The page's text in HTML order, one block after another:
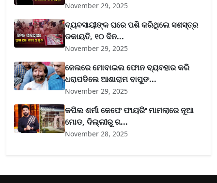
November 29, 2025
ବ୍ୟବସାୟୀଙ୍କ ଘରେ ପଶି କରିଥିଲେ ସଶସ୍ତ୍ର
ଡକାୟତି, ୧୦ ଦିନ...
November 29, 2025
ଜେଲରେ ମୋବାଇଲ ଫୋନ ବ୍ୟବହାର କରି
ଧରାପଡିଲେ ଆଶାରାମ ବାପୁଙ...
November 29, 2025
କପିଲ ଶର୍ମା କେଫେ ଫାୟରିଂ ମାମଲାରେ ନୂଆ
ମୋଡ, ଦିଲ୍ଲୀରୁ ଗ...
November 28, 2025